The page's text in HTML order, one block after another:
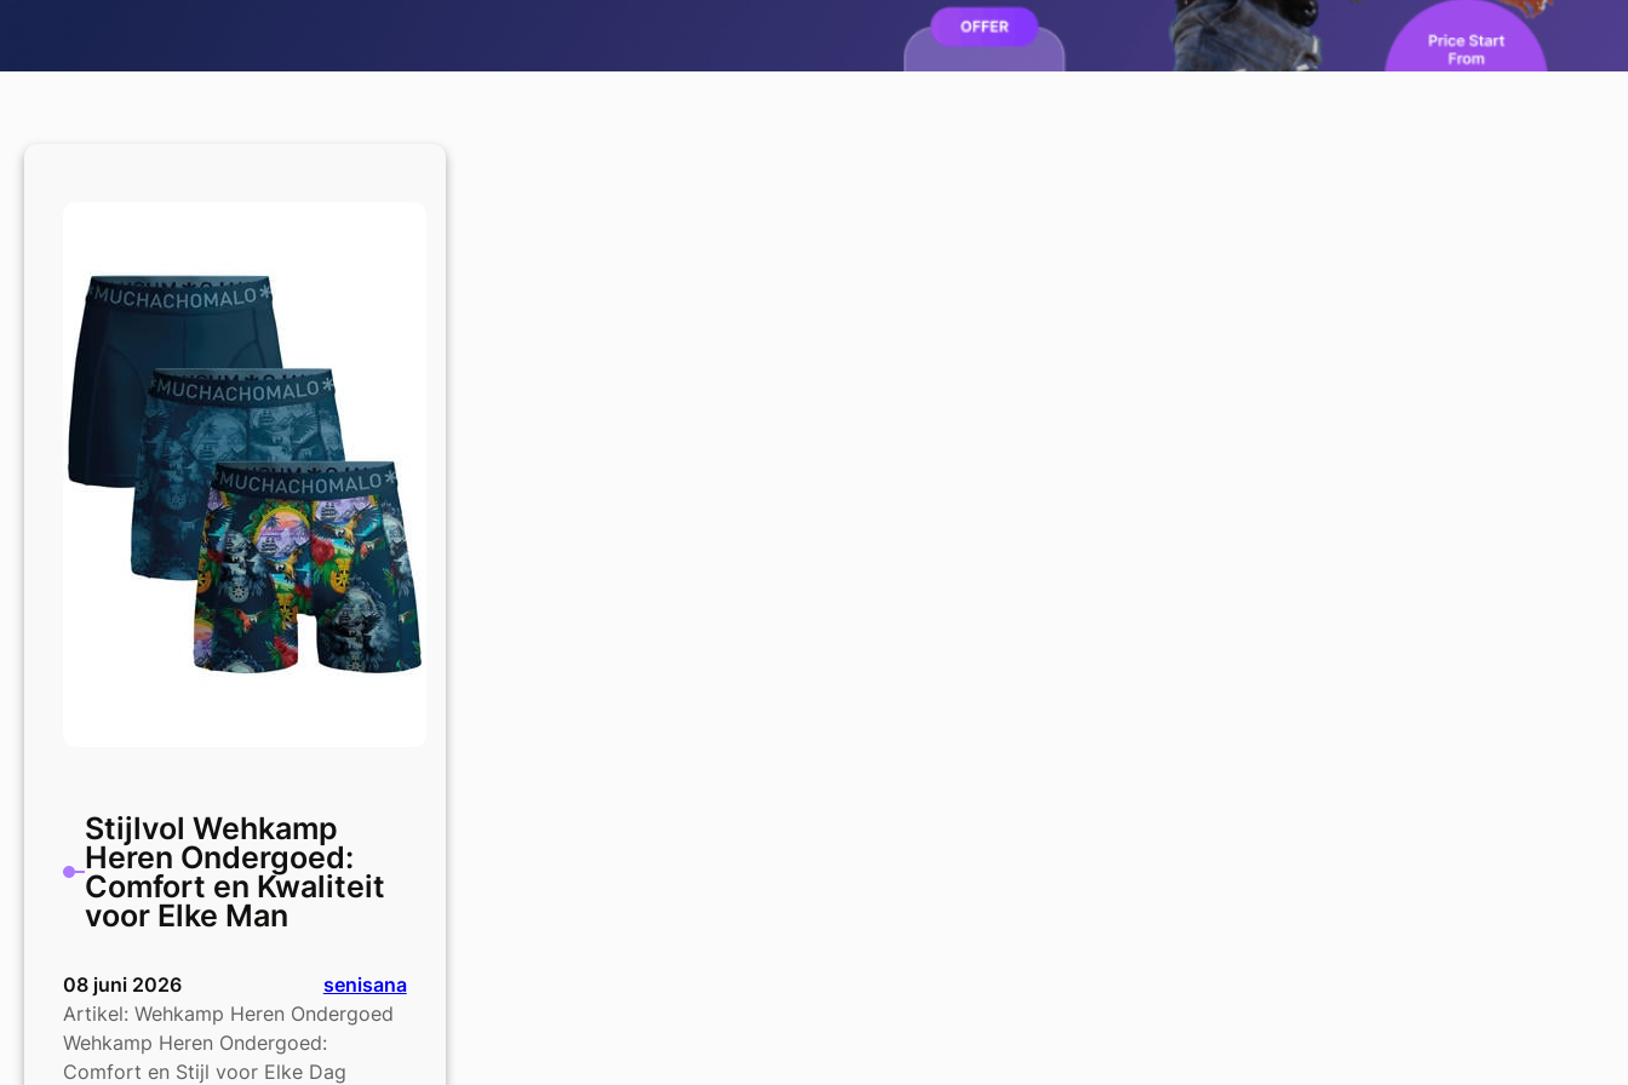
Stijlvol Wehkamp
Heren Ondergoed:
Comfort en Kwaliteit
voor Elke Man
08 juni 2026
senisana
Artikel: Wehkamp Heren Ondergoed
Wehkamp Heren Ondergoed:
Comfort en Stijl voor Elke Dag